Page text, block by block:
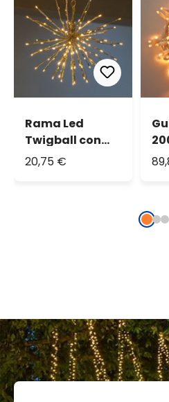
Rama Led
Twigball con
destellos Ø
20,75 €